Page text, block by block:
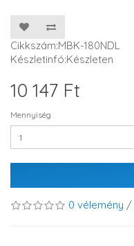
Cikkszám:MBK-180NDL
Készletinfó:Készleten
10 147 Ft
Mennyiség
0 vélemény /